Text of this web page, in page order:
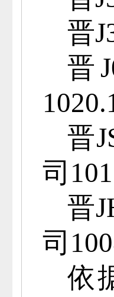
晋
晋
晋
司
晋
司
依